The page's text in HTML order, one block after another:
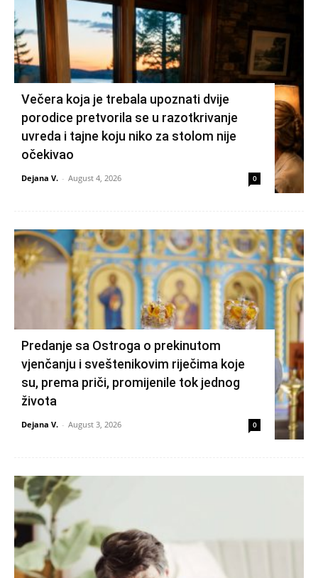
Večera koja je trebala upoznati dvije
porodice pretvorila se u razotkrivanje
uvreda i tajne koju niko za stolom nije
očekivao
Dejana V. - August 4, 2026 0
Predanje sa Ostroga o prekinutom
vjenčanju i sveštenikovim riječima koje
su, prema priči, promijenile tok jednog
života
Dejana V. - August 3, 2026 0